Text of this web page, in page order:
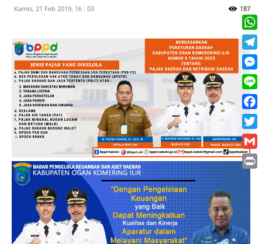
Kamis, 21 Feb 2019, 16 : 03 187
Line
Print